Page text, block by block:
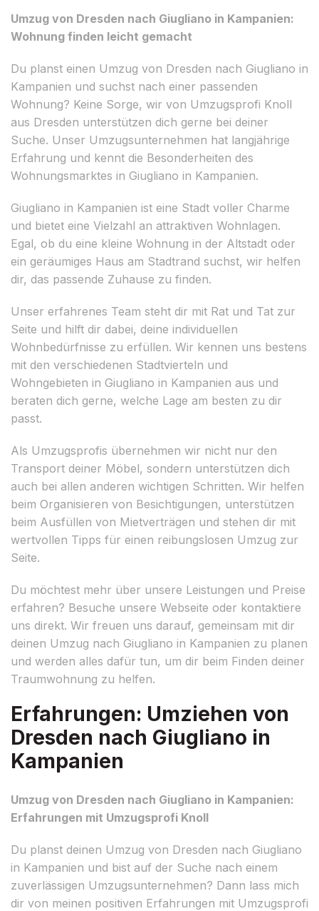
Umzug von Dresden nach Giugliano in Kampanien:
Wohnung finden leicht gemacht
Du planst einen Umzug von Dresden nach Giugliano in
Kampanien und suchst nach einer passenden
Wohnung? Keine Sorge, wir von Umzugsprofi Knoll
aus Dresden unterstützen dich gerne bei deiner
Suche. Unser Umzugsunternehmen hat langjährige
Erfahrung und kennt die Besonderheiten des
Wohnungsmarktes in Giugliano in Kampanien.
Giugliano in Kampanien ist eine Stadt voller Charme
und bietet eine Vielzahl an attraktiven Wohnlagen.
Egal, ob du eine kleine Wohnung in der Altstadt oder
ein geräumiges Haus am Stadtrand suchst, wir helfen
dir, das passende Zuhause zu finden.
Unser erfahrenes Team steht dir mit Rat und Tat zur
Seite und hilft dir dabei, deine individuellen
Wohnbedürfnisse zu erfüllen. Wir kennen uns bestens
mit den verschiedenen Stadtvierteln und
Wohngebieten in Giugliano in Kampanien aus und
beraten dich gerne, welche Lage am besten zu dir
passt.
Als Umzugsprofis übernehmen wir nicht nur den
Transport deiner Möbel, sondern unterstützen dich
auch bei allen anderen wichtigen Schritten. Wir helfen
beim Organisieren von Besichtigungen, unterstützen
beim Ausfüllen von Mietverträgen und stehen dir mit
wertvollen Tipps für einen reibungslosen Umzug zur
Seite.
Du möchtest mehr über unsere Leistungen und Preise
erfahren? Besuche unsere Webseite oder kontaktiere
uns direkt. Wir freuen uns darauf, gemeinsam mit dir
deinen Umzug nach Giugliano in Kampanien zu planen
und werden alles dafür tun, um dir beim Finden deiner
Traumwohnung zu helfen.
Erfahrungen: Umziehen von
Dresden nach Giugliano in
Kampanien
Umzug von Dresden nach Giugliano in Kampanien:
Erfahrungen mit Umzugsprofi Knoll
Du planst deinen Umzug von Dresden nach Giugliano
in Kampanien und bist auf der Suche nach einem
zuverlässigen Umzugsunternehmen? Dann lass mich
dir von meinen positiven Erfahrungen mit Umzugsprofi